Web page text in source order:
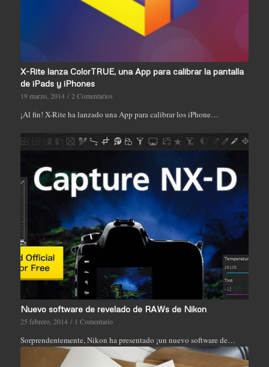
X-Rite lanza ColorTRUE, una App para calibrar la pantalla
de iPads y iPhones
19 marzo, 2014 / 2 Comentarios
¡Al fin! X-Rite ha lanzado una App para calibrar los iPhone…
Nuevo software de revelado de RAWs de Nikon
25 febrero, 2014 / 1 Comentario
Sorprendentemente, Nikon ha presentado ¡un nuevo software de…